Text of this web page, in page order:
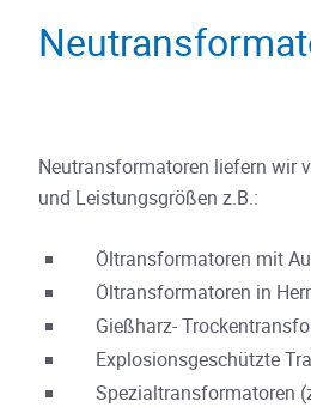
Neutransformatoren liefern wir
und Leistungsgrößen z.B.:
Öltransformatoren mit
Öltransformatoren in
Gießharz-
Explosionsgeschützte
Spezialtransformatoren